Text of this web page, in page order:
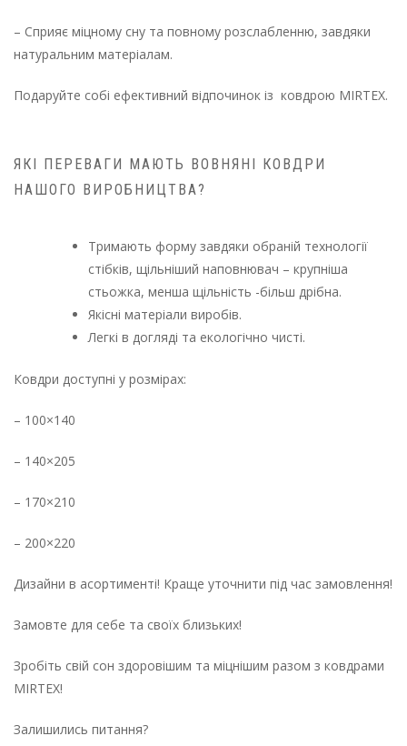
– Сприяє міцному сну та повному розслабленню, завдяки
натуральним матеріалам.
Подаруйте собі ефективний відпочинок із ковдрою MIRTEX.
ЯКІ ПЕРЕВАГИ МАЮТЬ ВОВНЯНІ КОВДРИ
НАШОГО ВИРОБНИЦТВА?
Тримають форму завдяки обраній технології
стібків, щільніший наповнювач – крупніша
стьожка, менша щільність -більш дрібна.
Якісні матеріали виробів.
Легкі в догляді та екологічно чисті.
Ковдри доступні у розмірах:
– 100×140
– 140×205
– 170×210
– 200×220
Дизайни в асортименті! Краще уточнити під час замовлення!
Замовте для себе та своїх близьких!
Зробіть свій сон здоровішим та міцнішим разом з ковдрами
MIRTEX!
Залишились питання?